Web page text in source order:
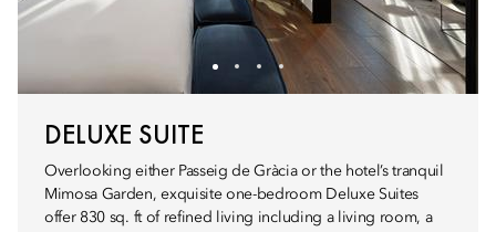
DELUXE SUITE
Overlooking either Passeig de Gràcia or the hotel’s tranquil
Mimosa Garden, exquisite one-bedroom Deluxe Suites
offer 830 sq. ft of refined living including a living room, a